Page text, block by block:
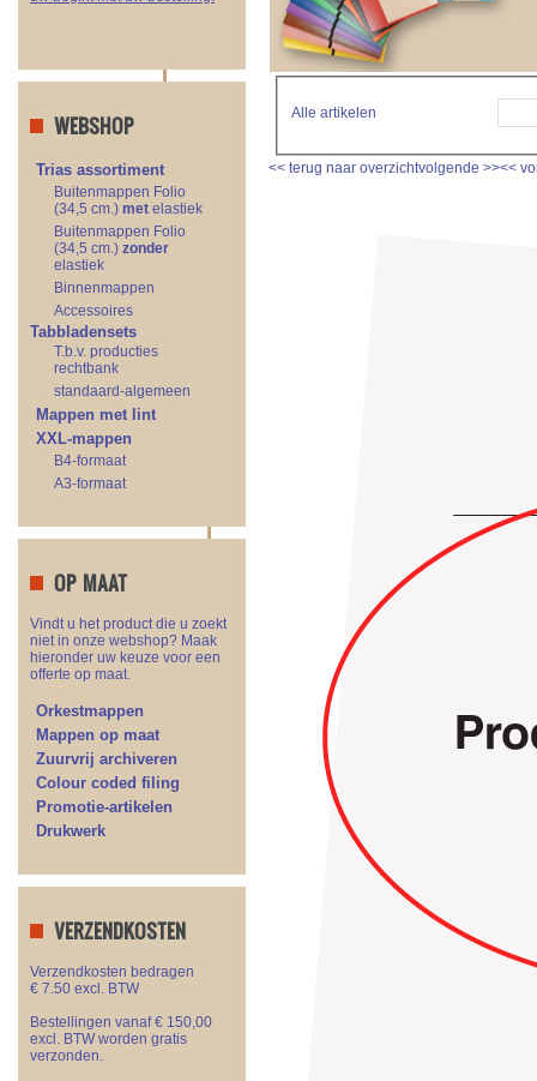
WEBSHOP
Trias assortiment
Buitenmappen Folio
(34,5 cm.) met elastiek
Buitenmappen Folio
(34,5 cm.) zonder
elastiek
Binnenmappen
Accessoires
Tabbladensets
T.b.v. producties
rechtbank
standaard-algemeen
Mappen met lint
XXL-mappen
B4-formaat
A3-formaat
OP MAAT
Vindt u het product die u zoekt
niet in onze webshop? Maak
hieronder uw keuze voor een
offerte op maat.
Orkestmappen
Mappen op maat
Zuurvrij archiveren
Colour coded filing
Promotie-artikelen
Drukwerk
VERZENDKOSTEN
Verzendkosten bedragen
€ 7.50 excl. BTW
Bestellingen vanaf € 150,00
excl. BTW worden gratis
verzonden.
Alle artikelen
<<terug naar overzichtvolgende >><<